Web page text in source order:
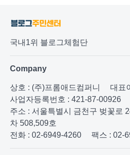
국내1위 블로그체험단
Company
상호 : (주)프롬애드컴퍼니
대표
사업자등록번호 : 421-87-00926
주소 : 서울특별시 금천구 벚꽃로
차 508,509호
전화 : 02-6949-4260
팩스 : 02-